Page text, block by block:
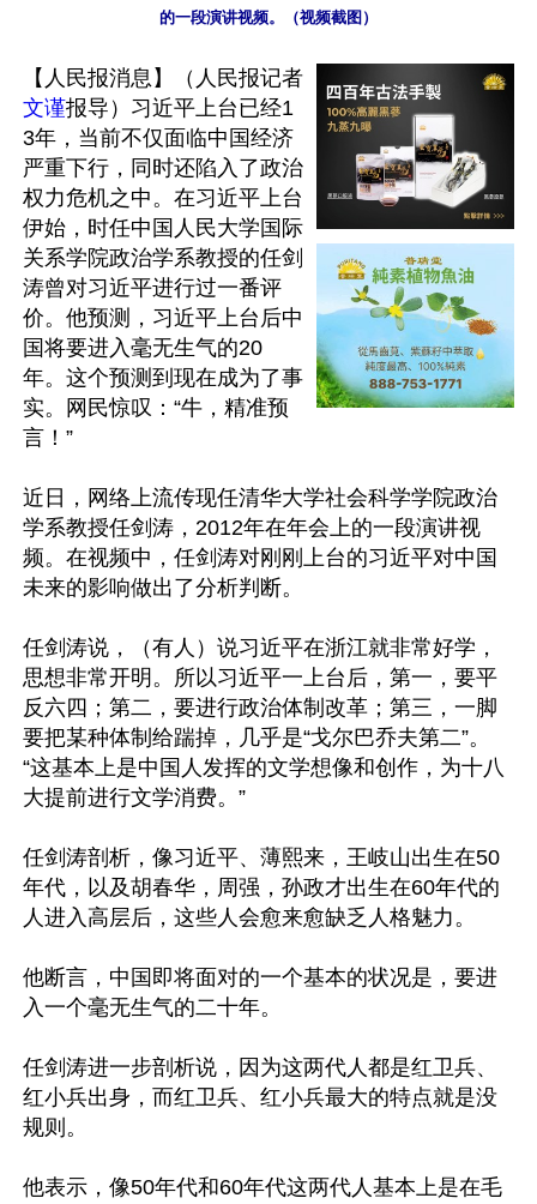
的一段演讲视频。（视频截图）
【人民报消息】（人民报记者
文谨报导）习近平上台已经1
3年，当前不仅面临中国经济
严重下行，同时还陷入了政治
权力危机之中。在习近平上台
伊始，时任中国人民大学国际
关系学院政治学系教授的任剑
涛曾对习近平进行过一番评
价。他预测，习近平上台后中
国将要进入毫无生气的20
年。这个预测到现在成为了事
实。网民惊叹：“牛，精准预
言！”
近日，网络上流传现任清华大学社会科学学院政治
学系教授任剑涛，2012年在年会上的一段演讲视
频。在视频中，任剑涛对刚刚上台的习近平对中国
未来的影响做出了分析判断。
任剑涛说，（有人）说习近平在浙江就非常好学，
思想非常开明。所以习近平一上台后，第一，要平
反六四；第二，要进行政治体制改革；第三，一脚
要把某种体制给踹掉，几乎是“戈尔巴乔夫第二”。
“这基本上是中国人发挥的文学想像和创作，为十八
大提前进行文学消费。”
任剑涛剖析，像习近平、薄熙来，王岐山出生在50
年代，以及胡春华，周强，孙政才出生在60年代的
人进入高层后，这些人会愈来愈缺乏人格魅力。
他断言，中国即将面对的一个基本的状况是，要进
入一个毫无生气的二十年。
任剑涛进一步剖析说，因为这两代人都是红卫兵、
红小兵出身，而红卫兵、红小兵最大的特点就是没
规则。
他表示，像50年代和60年代这两代人基本上是在毛